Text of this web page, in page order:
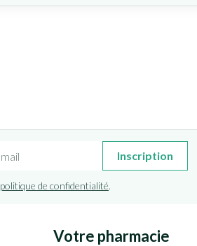
Inscription
politique de confidentialité.
Votre pharmacie